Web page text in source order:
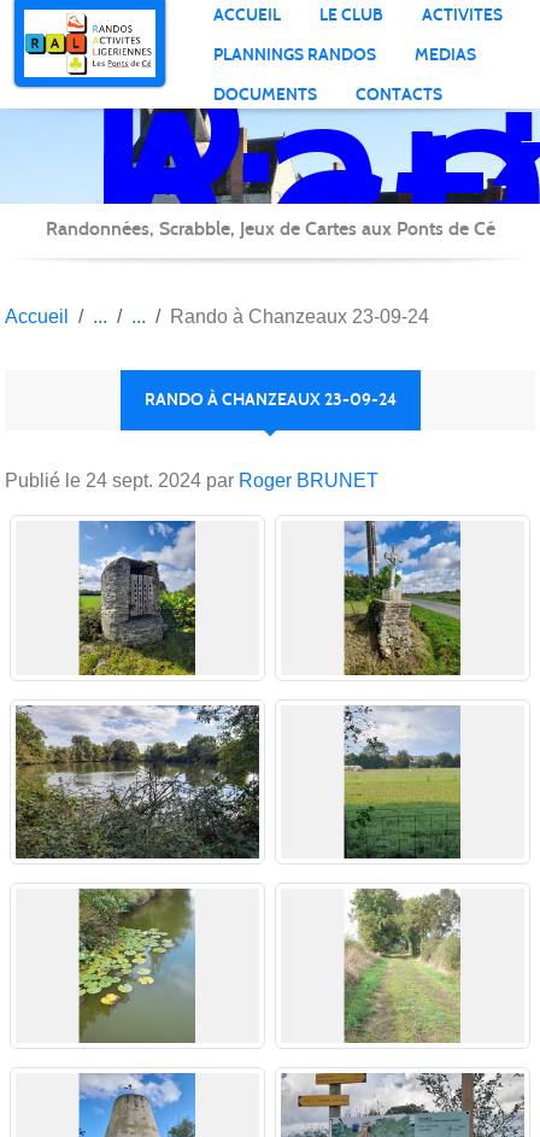
ACCUEIL LE CLUB
ACTIVITES
PLANNINGS RANDOS
MEDIAS
DOCUMENTS
CONTACTS
Randonnées, Scrabble, Jeux de Cartes aux Ponts de Cé
Accueil Rando à Chanzeaux 23-09-24
RANDO À CHANZEAUX 23-09-24
Publié le 24 sept. 2024 par Roger BRUNET
Panneau de gestion des cookies